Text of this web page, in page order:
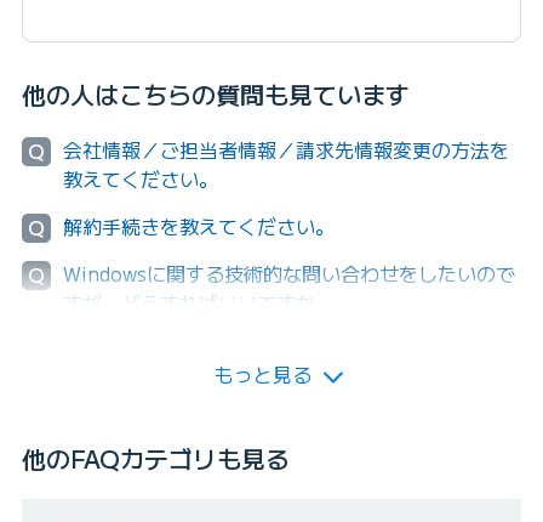
他の人はこちらの質問も見ています
Q
会社情報／ご担当者情報／請求先情報変更の方法を
教えてください。
Q
解約手続きを教えてください。
Q
Windowsに関する技術的な問い合わせをしたいので
すが、どうすればいいですか。
もっと見る
他のFAQカテゴリも見る